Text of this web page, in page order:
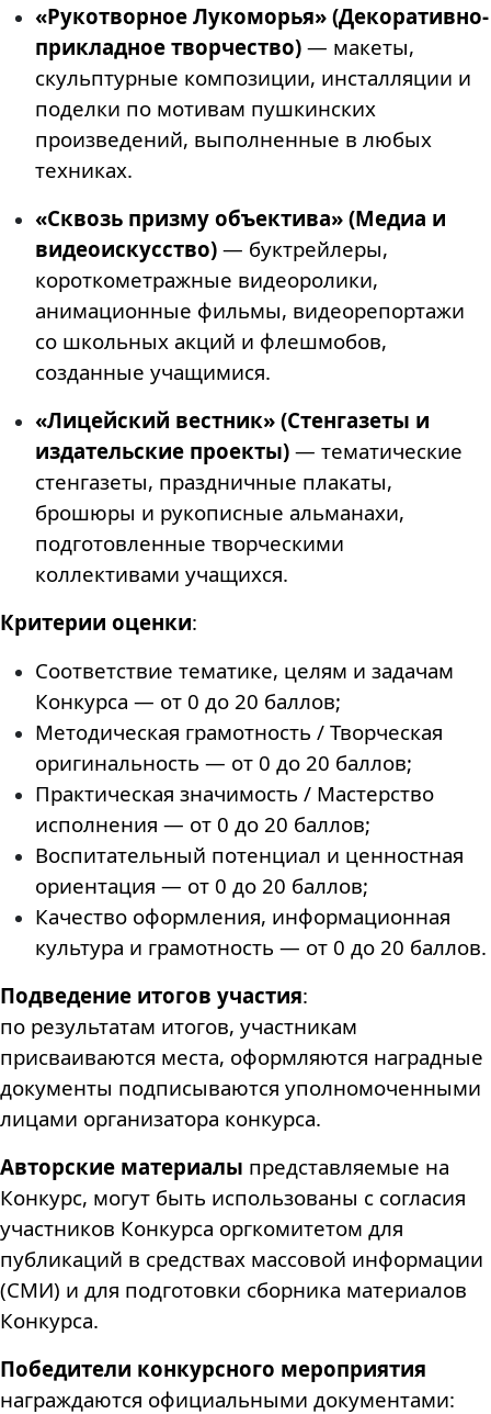
«Рукотворное Лукоморья» (Декоративно-
прикладное творчество) — макеты,
скульптурные композиции, инсталляции и
поделки по мотивам пушкинских
произведений, выполненные в любых
техниках.
«Сквозь призму объектива» (Медиа и
видеоискусство) — буктрейлеры,
короткометражные видеоролики,
анимационные фильмы, видеорепортажи
со школьных акций и флешмобов,
созданные учащимися.
«Лицейский вестник» (Стенгазеты и
издательские проекты) — тематические
стенгазеты, праздничные плакаты,
брошюры и рукописные альманахи,
подготовленные творческими
коллективами учащихся.
Критерии оценки:
Соответствие тематике, целям и задачам
Конкурса — от 0 до 20 баллов;
Методическая грамотность / Творческая
оригинальность — от 0 до 20 баллов;
Практическая значимость / Мастерство
исполнения — от 0 до 20 баллов;
Воспитательный потенциал и ценностная
ориентация — от 0 до 20 баллов;
Качество оформления, информационная
культура и грамотность — от 0 до 20 баллов.
Подведение итогов участия:
по результатам итогов, участникам
присваиваются места, оформляются наградные
документы подписываются уполномоченными
лицами организатора конкурса.
Авторские материалы представляемые на
Конкурс, могут быть использованы с согласия
участников Конкурса оргкомитетом для
публикаций в средствах массовой информации
(СМИ) и для подготовки сборника материалов
Конкурса.
Победители конкурсного мероприятия
награждаются официальными документами: